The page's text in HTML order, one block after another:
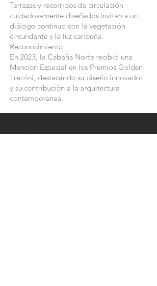
Terrazas y recorridos de circulación
cuidadosamente diseñados invitan a un
diálogo continuo con la vegetación
circundante y la luz caribeña.
Reconocimiento
En 2023, la Cabaña Norte recibió una
Mención Especial en los Premios Golden
Trezzini, destacando su diseño innovador
y su contribución a la arquitectura
contemporánea.
CONTÁCTENOS